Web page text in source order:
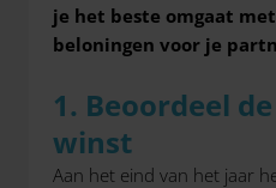
je het beste omgaat
beloningen voor je
1. Beoordeel
winst
Aan het eind van het jaar